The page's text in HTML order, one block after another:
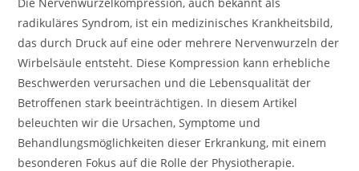
radikuläres Syndrom, ist ein medizinisches Krankheitsbild,
das durch Druck auf eine oder mehrere Nervenwurzeln der
Wirbelsäule entsteht. Diese Kompression kann erhebliche
Beschwerden verursachen und die Lebensqualität der
Betroffenen stark beeinträchtigen. In diesem Artikel
beleuchten wir die Ursachen, Symptome und
Behandlungsmöglichkeiten dieser Erkrankung, mit einem
besonderen Fokus auf die Rolle der Physiotherapie.